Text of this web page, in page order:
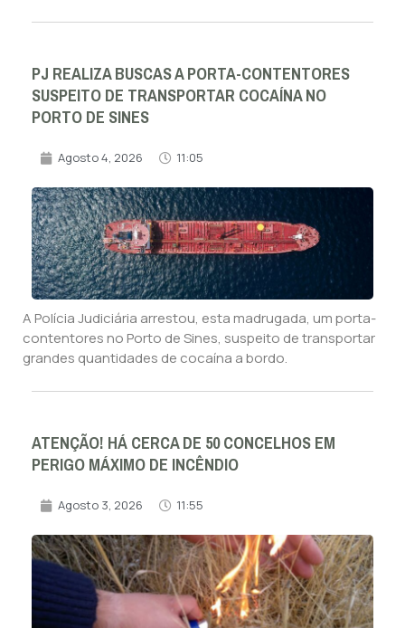
PJ REALIZA BUSCAS A PORTA-CONTENTORES
SUSPEITO DE TRANSPORTAR COCAÍNA NO
PORTO DE SINES
Agosto 4, 2026 11:05
A Polícia Judiciária arrestou, esta madrugada, um porta-
contentores no Porto de Sines, suspeito de transportar
grandes quantidades de cocaína a bordo.
ATENÇÃO! HÁ CERCA DE 50 CONCELHOS EM
PERIGO MÁXIMO DE INCÊNDIO
Agosto 3, 2026 11:55